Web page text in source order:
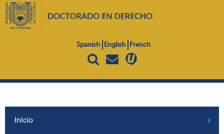
Spanish English French
Inicio